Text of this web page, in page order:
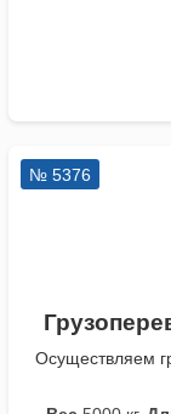
№ 5376
Осуществляем